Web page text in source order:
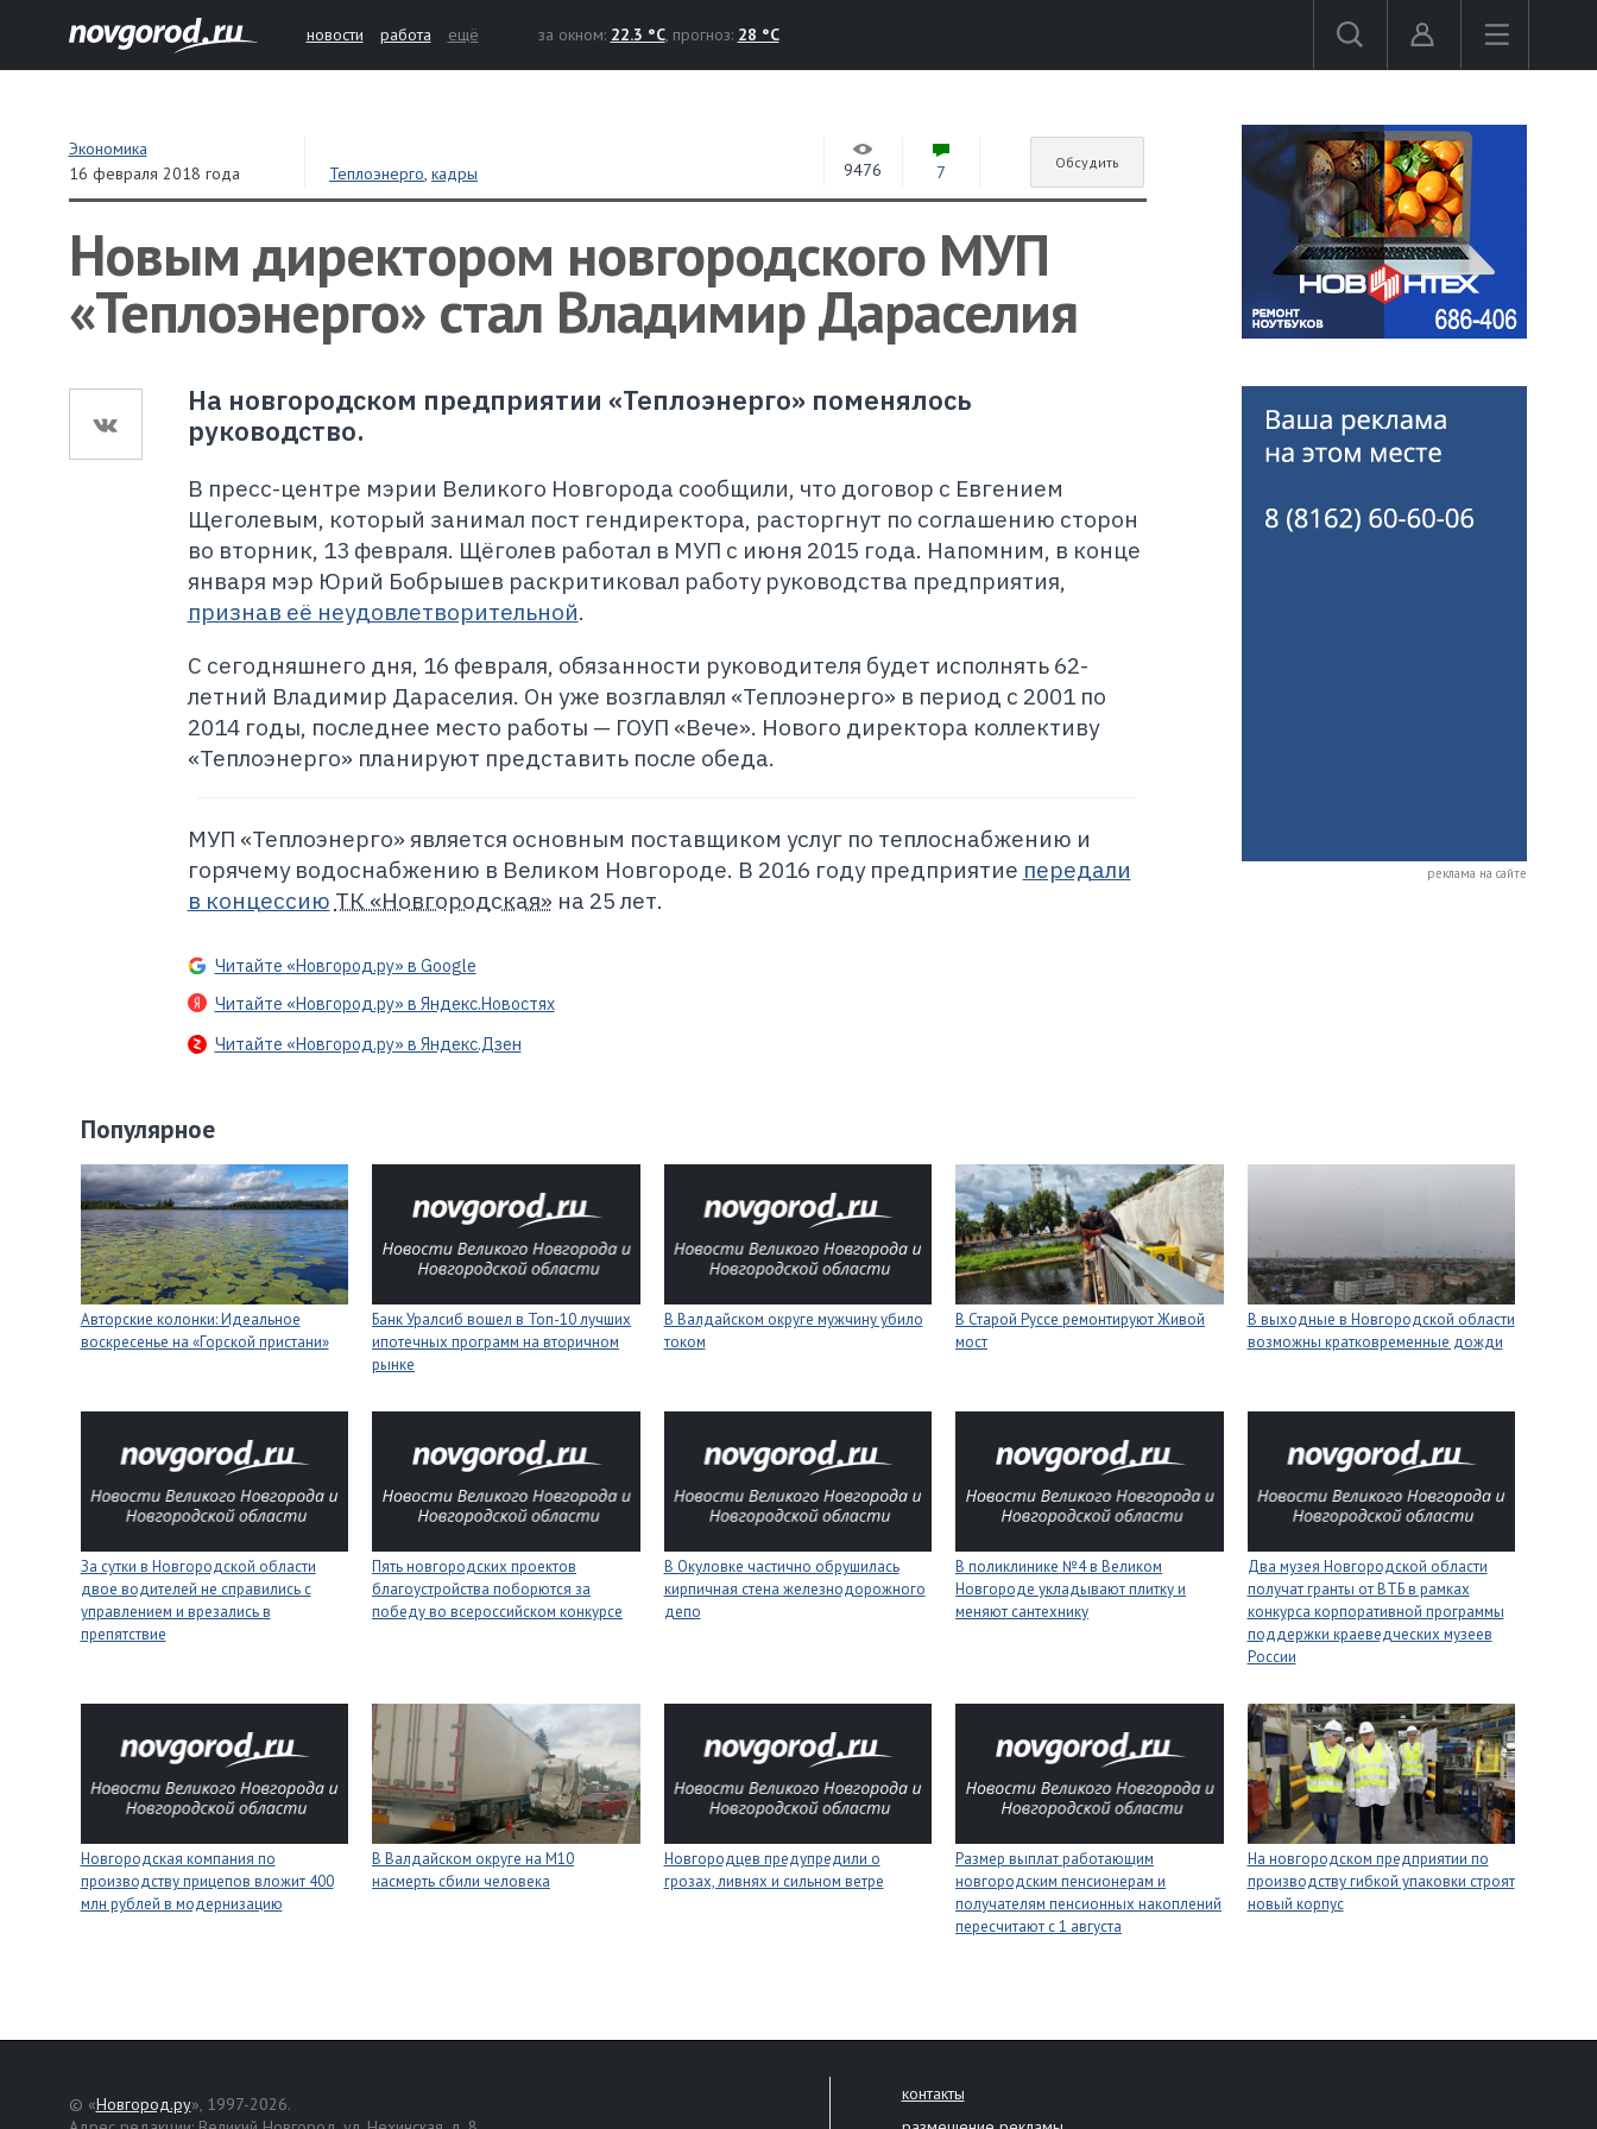
новости работа ещё за окном: 22.3 °C, прогноз: 28 °C
Экономика
16 февраля 2018 года
Теплоэнерго,кадры 9476 7 Обсудить
Новым директором новгородского МУП
«Теплоэнерго» стал Владимир Дараселия
На новгородском предприятии «Теплоэнерго» поменялось
руководство.
В пресс-центре мэрии Великого Новгорода сообщили, что договор с Евгением
Щеголевым, который занимал пост гендиректора, расторгнут по соглашению сторон
во вторник, 13 февраля. Щёголев работал в МУП с июня 2015 года. Напомним, в конце
января мэр Юрий Бобрышев раскритиковал работу руководства предприятия,
признав её неудовлетворительной.
С сегодняшнего дня, 16 февраля, обязанности руководителя будет исполнять 62-
летний Владимир Дараселия. Он уже возглавлял «Теплоэнерго» в период с 2001 по
2014 годы, последнее место работы — ГОУП «Вече». Нового директора коллективу
«Теплоэнерго» планируют представить после обеда.
МУП «Теплоэнерго» является основным поставщиком услуг по теплоснабжению и
горячему водоснабжению в Великом Новгороде. В 2016 году предприятие передали
в концессию ТК «Новгородская» на 25 лет.
Читайте «Новгород.ру» в Google
Читайте «Новгород.ру» в Яндекс.Новостях
Читайте «Новгород.ру» в Яндекс.Дзен
реклама на сайте
Популярное
Авторские колонки: Идеальное
воскресенье на «Горской пристани»
Банк Уралсиб вошел в Топ-10 лучших
ипотечных программ на вторичном
рынке
В Валдайском округе мужчину убило
током
В Старой Руссе ремонтируют Живой
мост
В выходные в Новгородской области
возможны кратковременные дожди
За сутки в Новгородской области
двое водителей не справились с
управлением и врезались в
препятствие
Пять новгородских проектов
благоустройства поборются за
победу во всероссийском конкурсе
В Окуловке частично обрушилась
кирпичная стена железнодорожного
депо
В поликлинике №4 в Великом
Новгороде укладывают плитку и
меняют сантехнику
Два музея Новгородской области
получат гранты от ВТБ в рамках
конкурса корпоративной программы
поддержки краеведческих музеев
России
Новгородская компания по
производству прицепов вложит 400
млн рублей в модернизацию
В Валдайском округе на М10
насмерть сбили человека
Новгородцев предупредили о
грозах, ливнях и сильном ветре
Размер выплат работающим
новгородским пенсионерам и
получателям пенсионных накоплений
пересчитают с 1 августа
На новгородском предприятии по
производству гибкой упаковки строят
новый корпус
© «Новгород.ру», 1997-2026.
контакты